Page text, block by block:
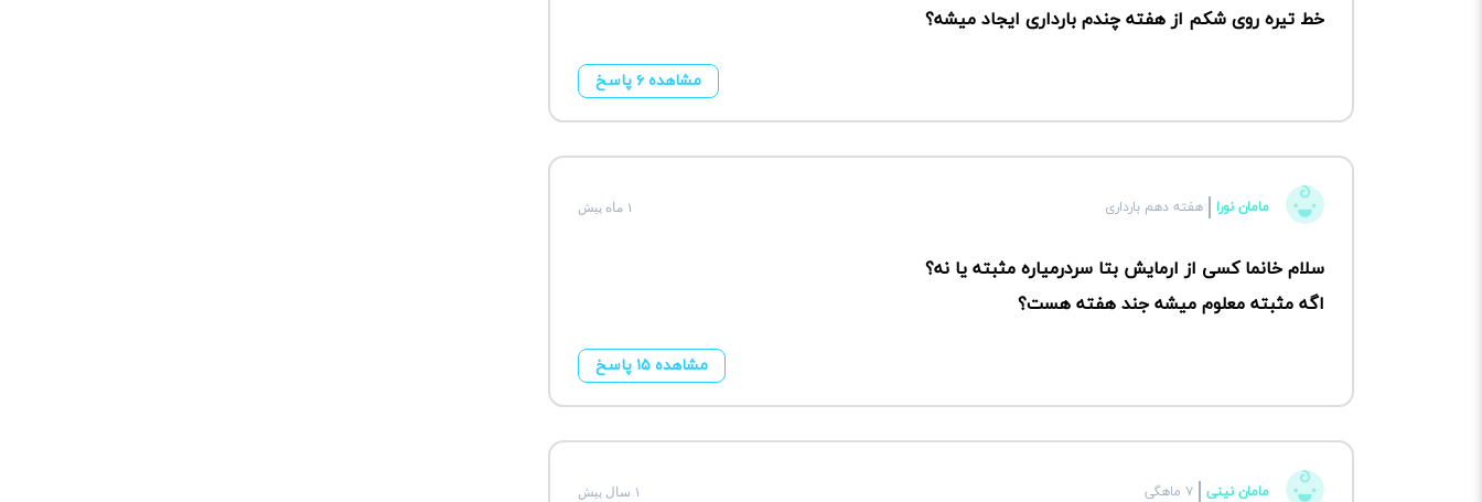
خط تیره روی شکم از هفته چندم بارداری ایجاد میشه؟
مشاهده ۶ پاسخ
مامان نورا هفته دهم بارداری ۱ ماه پیش
سلام خانما کسی از ارمایش بتا سردرمیاره مثبته یا نه؟
اگه مثبته معلوم میشه جند هفته هست؟
مشاهده ۱۵ پاسخ
مامان نینی ۷ ماهگی ۱ سال پیش